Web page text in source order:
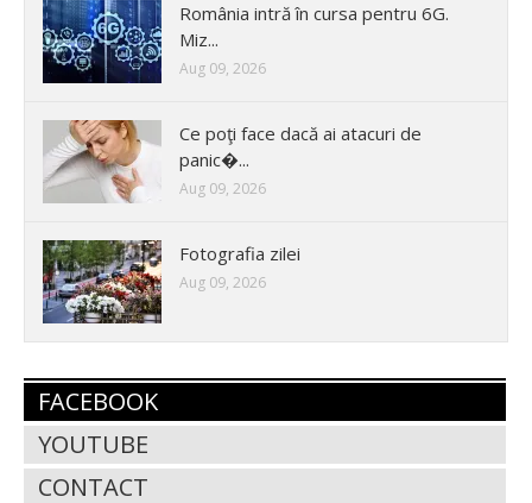
România intră în cursa pentru 6G.
Miz...
Aug 09, 2026
Ce poţi face dacă ai atacuri de
panic�...
Aug 09, 2026
Fotografia zilei
Aug 09, 2026
FACEBOOK
YOUTUBE
CONTACT